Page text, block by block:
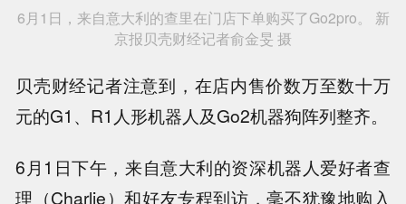
6月1日，来自意大利的查里在门店下单购买了Go2pro。 新
京报贝壳财经记者俞金旻 摄
贝壳财经记者注意到，在店内售价数万至数十万
元的G1、R1人形机器人及Go2机器狗阵列整齐。
6月1日下午，来自意大利的资深机器人爱好者查
理（Charlie）和好友专程到访，毫不犹豫地购入